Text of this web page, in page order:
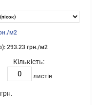
м2
293.23 грн./м2
Кількість:
листiв